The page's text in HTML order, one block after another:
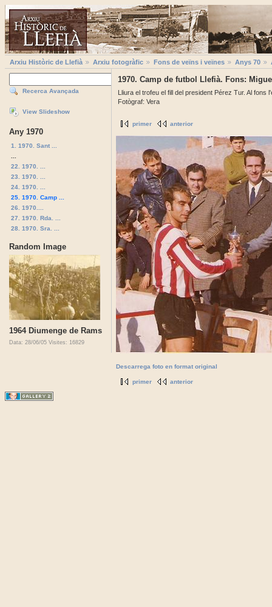
Arxiu Històric de Llefià Arxiu fotogràfic Fons de veïns i veïnes Anys 70
Recerca Avançada
View Slideshow
Any 1970
1. 1970. Sant ...
22. 1970. ...
23. 1970. ...
24. 1970. ...
25. 1970. Camp ...
26. 1970....
27. 1970. Rda. ...
28. 1970. Sra. ...
Random Image
1964 Diumenge de Rams
Data: 28/06/05 Visites: 16829
1970. Camp de futbol Llefià. Fons:
Lliura el trofeu el fill del president Pérez Tur. Al
Fotògraf: Vera
primer anterior
Descarrega foto en format original
primer anterior